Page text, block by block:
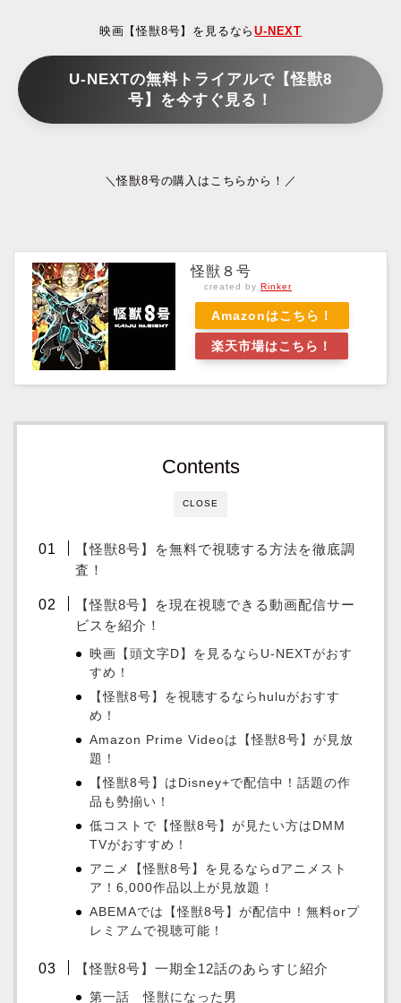
映画【怪獣8号】を見るならU-NEXT
U-NEXTの無料トライアルで【怪獣8
号】を今すぐ見る！
＼怪獣8号の購入はこちらから！／
怪獣８号
created by Rinker
Amazonはこちら！
楽天市場はこちら！
CLOSE
Contents
【怪獣8号】を無料で視聴する方法を徹底調
査！
【怪獣8号】を現在視聴できる動画配信サー
ビスを紹介！
映画【頭文字D】を見るならU-NEXTがおす
すめ！
【怪獣8号】を視聴するならhuluがおすす
め！
Amazon Prime Videoは【怪獣8号】が見放
題！
【怪獣8号】はDisney+で配信中！話題の作
品も勢揃い！
低コストで【怪獣8号】が見たい方はDMM
TVがおすすめ！
アニメ【怪獣8号】を見るならdアニメスト
ア！6,000作品以上が見放題！
ABEMAでは【怪獣8号】が配信中！無料orプ
レミアムで視聴可能！
【怪獣8号】一期全12話のあらすじ紹介
第一話 怪獣になった男